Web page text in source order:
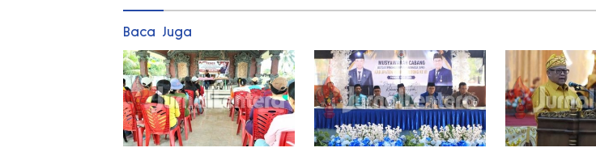
Baca Juga